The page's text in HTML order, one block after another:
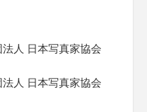
人 日本写真家協会
人 日本写真家協会